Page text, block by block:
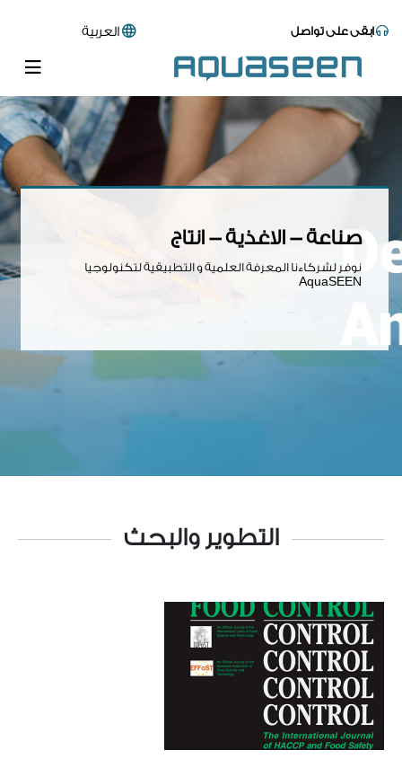
ابقى على تواصل العربية
صناعة - الاغذية - انتاج
نوفر لشركاءنا المعرفة العلمية و التطبيقية لتكنولوجيا
AquaSEEN
التطوير والبحث